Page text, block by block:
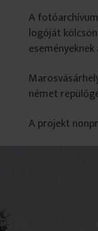
A
logóját
német
A projekt